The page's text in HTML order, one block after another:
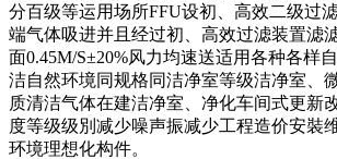
分百级等运用场所FFU设初、高效二级过
端气体吸进并且经过初、高效过滤装置滤
面0.45M/S±20%风力均速送适用各种各样
洁自然环境同规格同洁净室等级洁净室、
质清洁气体在建洁净室、净化车间式更新
度等级级別减少噪声振减少工程造价安裝
环境理想化构件。